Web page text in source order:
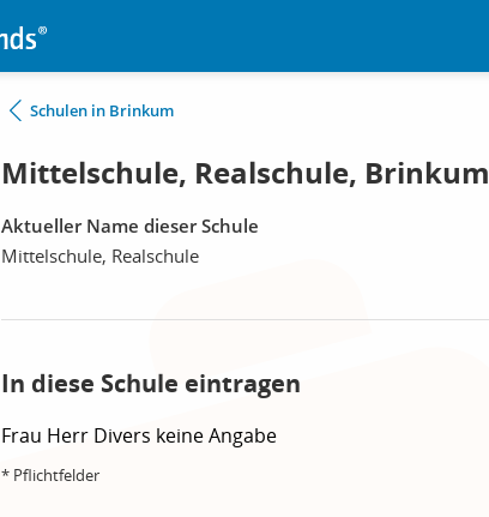
Schulen in Brinkum
Mittelschule, Realschule, Brinkum
Aktueller Name dieser Schule
Mittelschule, Realschule
In diese Schule eintragen
Frau Herr Divers keine Angabe
* Pflichtfelder